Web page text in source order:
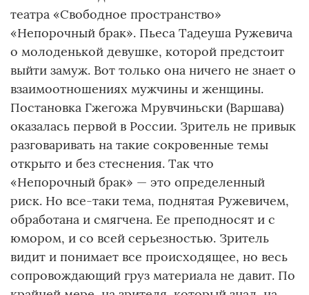
театра «Свободное пространство»
«Непорочный брак». Пьеса Тадеуша Ружевича
о молоденькой девушке, которой предстоит
выйти замуж. Вот только она ничего не знает о
взаимоотношениях мужчины и женщины.
Постановка Гжегожа Мрувчиньски (Варшава)
оказалась первой в России. Зритель не привык
разговаривать на такие сокровенные темы
открыто и без стеснения. Так что
«Непорочный брак» — это определенный
риск. Но все-таки тема, поднятая Ружевичем,
обработана и смягчена. Ее преподносят и с
юмором, и со всей серьезностью. Зритель
видит и понимает все происходящее, но весь
сопровождающий груз материала не давит. По